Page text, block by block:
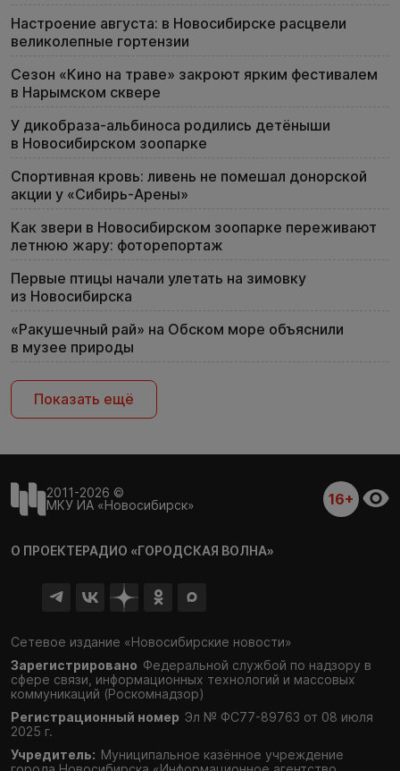
Настроение августа: в Новосибирске расцвели
великолепные гортензии
Сезон «Кино на траве» закроют ярким фестивалем
в Нарымском сквере
У дикобраза-альбиноса родились детёныши
в Новосибирском зоопарке
Спортивная кровь: ливень не помешал донорской
акции у «Сибирь-Арены»
Как звери в Новосибирском зоопарке переживают
летнюю жару: фоторепортаж
Первые птицы начали улетать на зимовку
из Новосибирска
«Ракушечный рай» на Обском море объяснили
в музее природы
Показать ещё
2011-2026 ©
МКУ ИА «Новосибирск»
16+
О ПРОЕКТЕРАДИО «ГОРОДСКАЯ ВОЛНА»
Сетевое издание «Новосибирские новости»
Зарегистрировано Федеральной службой по надзору в
сфере связи, информационных технологий и массовых
коммуникаций (Роскомнадзор)
Регистрационный номер Эл № ФС77-89763 от 08 июля
2025 г.
Учредитель: Муниципальное казённое учреждение